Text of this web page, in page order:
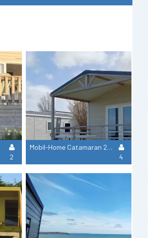
2
Mobil-Home Catamaran 25M² Terrasse Couverte
4